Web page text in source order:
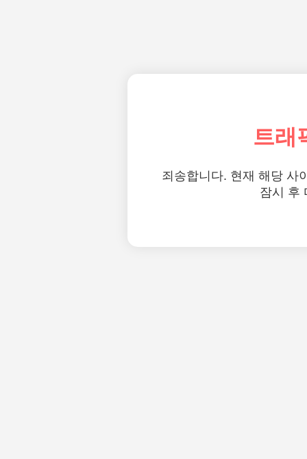
트래
죄송합니다. 현재 해당 사
잠시 후